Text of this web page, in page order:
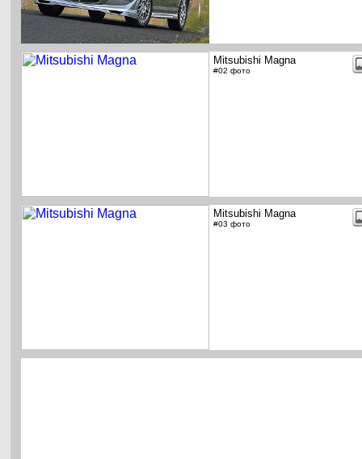
Mitsubishi Magna
#02 фото
Mitsubishi Magna
#03 фото